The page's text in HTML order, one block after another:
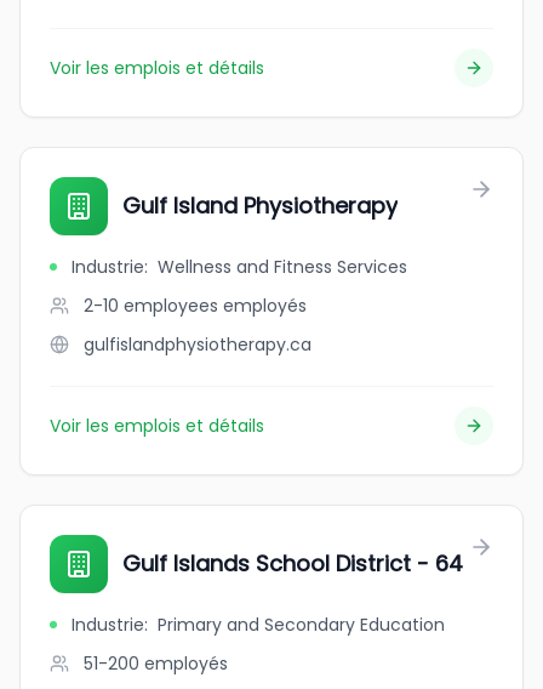
Voir les emplois et détails
Gulf Island Physiotherapy
Industrie: Wellness and Fitness Services
2-10 employees employés
gulfislandphysiotherapy.ca
Voir les emplois et détails
Gulf Islands School District - 64
Industrie: Primary and Secondary Education
51-200 employés